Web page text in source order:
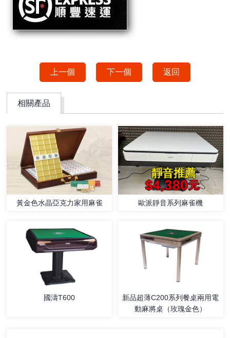
上一個 下一個 返回
相關產品
黃金色水晶亞克力家用麻雀 歐派靜音系列麻雀機
國濤T600
新品超薄C200系列餐桌兩用電
動麻將桌（玫瑰金色）